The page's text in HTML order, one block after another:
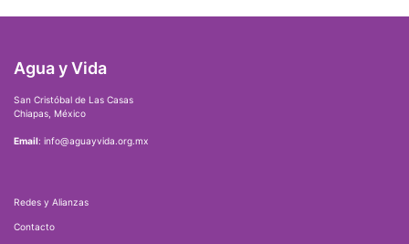
Agua y Vida
San Cristóbal de Las Casas
Chiapas, México
Email: info@aguayvida.org.mx
Redes y Alianzas
Contacto